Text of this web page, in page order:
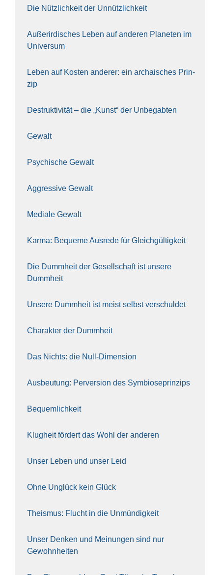
Die Nütz­lich­keit der Unnütz­lich­keit
Außer­ir­di­sches Leben auf ande­ren Pla­ne­ten im
Uni­ver­sum
Leben auf Kos­ten ande­rer: ein archai­sches Prin­
zip
Destruk­ti­vi­tät – die „Kunst“ der Unbe­gab­ten
Gewalt
Psy­chi­sche Gewalt
Aggres­si­ve Gewalt
Media­le Gewalt
Kar­ma: Beque­me Aus­re­de für Gleich­gül­tig­keit
Die Dumm­heit der Gesell­schaft ist unse­re
Dumm­heit
Unse­re Dumm­heit ist meist selbst ver­schul­det
Cha­rak­ter der Dumm­heit
Das Nichts: die Null-Dimen­si­on
Aus­beu­tung: Per­ver­si­on des Sym­bio­se­prin­zips
Bequem­lich­keit
Klug­heit för­dert das Wohl der ande­ren
Unser Leben und unser Leid
Ohne Unglück kein Glück
The­is­mus: Flucht in die Unmün­dig­keit
Unser Den­ken und Mei­nun­gen sind nur
Gewohn­hei­ten